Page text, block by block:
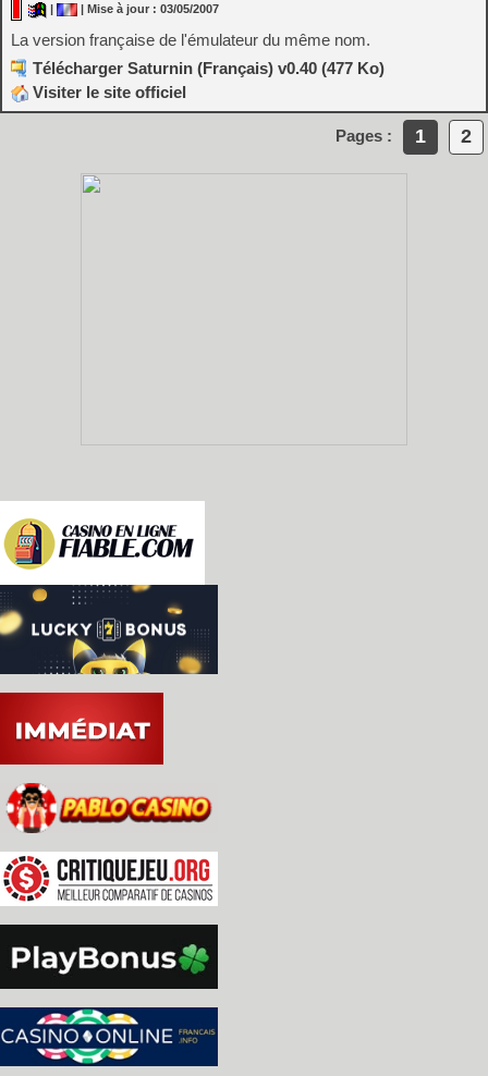
| | Mise à jour : 03/05/2007
La version française de l'émulateur du même nom.
Télécharger Saturnin (Français) v0.40 (477 Ko)
Visiter le site officiel
Pages : 1 2